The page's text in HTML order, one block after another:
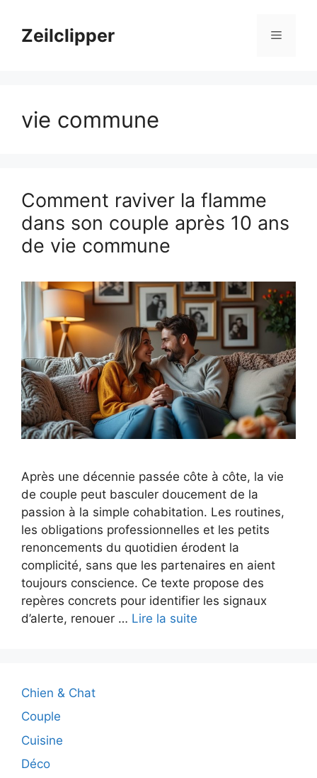
contenuZeilclipper Menu
vie commune
Comment raviver la flamme
dans son couple après 10 ans
de vie commune
Après une décennie passée côte à côte, la vie
de couple peut basculer doucement de la
passion à la simple cohabitation. Les routines,
les obligations professionnelles et les petits
renoncements du quotidien érodent la
complicité, sans que les partenaires en aient
toujours conscience. Ce texte propose des
repères concrets pour identifier les signaux
d’alerte, renouer … Lire la suite
Chien & Chat
Couple
Cuisine
Déco